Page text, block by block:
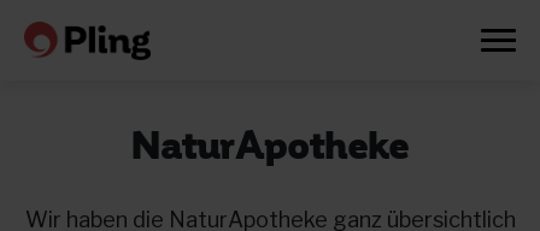
NaturApotheke
Wir haben die NaturApotheke ganz übersichtlich